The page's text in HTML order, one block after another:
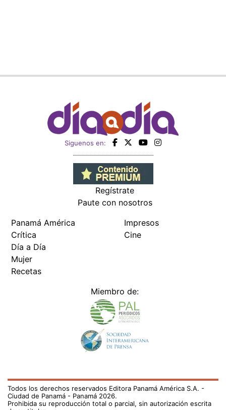
Siguenos en:
Regístrate
Paute con nosotros
Panamá América
Crítica
Día a Día
Mujer
Recetas
Impresos
Cine
Miembro de:
Todos los derechos reservados Editora Panamá América S.A. -
Ciudad de Panamá - Panamá 2026.
Prohibida su reproducción total o parcial, sin autorización escrita